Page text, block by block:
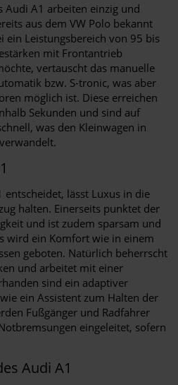
A1 arbeiten einzig und
aus dem VW Polo bekannt
ein Leistungsbereich von 95 bis
mit Frontantrieb
vertauscht das manuelle
bzw. S-tronic, was aber
möglich ist. Diese erreichen
Sekunden und sind auf
was den Kleinwagen in
lässt Luxus in die
halten. Einerseits punktet der
und ist zudem sparsam und
wird ein Komfort wie in einem
geboten. Natürlich beherrscht
und arbeitet mit einer
sind ein adaptiver
ein Assistent zum Halten der
Fußgänger und Radfahrer
eingeleitet, sofern
Audi A1